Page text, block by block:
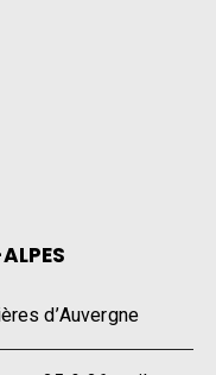
d’Auvergne